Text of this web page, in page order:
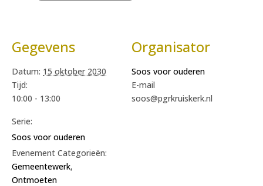
Gegevens
Datum: 15 oktober 2030
Tijd:
10:00 - 13:00
Serie:
Soos voor ouderen
Evenement Categorieën:
Gemeentewerk,
Ontmoeten
Organisator
Soos voor ouderen
E-mail
soos@pgrkruiskerk.nl